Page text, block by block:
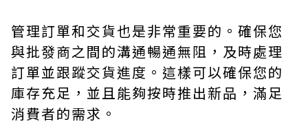
管理訂單和交貨也是非常重要的。確保您
與批發商之間的溝通暢通無阻，及時處理
訂單並跟蹤交貨進度。這樣可以確保您的
庫存充足，並且能夠按時推出新品，滿足
消費者的需求。